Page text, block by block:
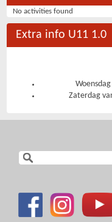
No activities found
Extra info U11 1.0
Zaterdag